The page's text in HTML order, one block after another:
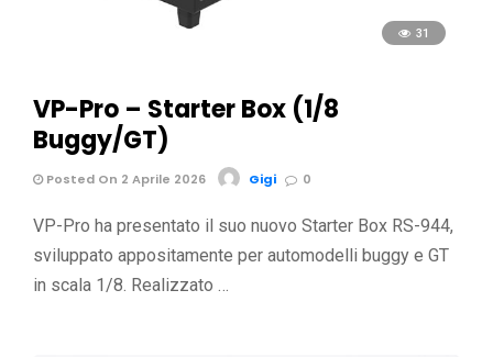
31
VP-Pro – Starter Box (1/8
Buggy/GT)
Posted On 2 Aprile 2026 Gigi 0
VP-Pro ha presentato il suo nuovo Starter Box RS-944,
sviluppato appositamente per automodelli buggy e GT
in scala 1/8. Realizzato …